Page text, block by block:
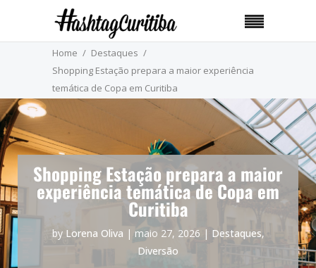
Home
Destaques
Shopping Estação prepara a maior experiência
temática de Copa em Curitiba
Shopping Estação prepara a maior
experiência temática de Copa em
Curitiba
by Lorena Oliva | maio 27, 2026 | Destaques,
Diversão